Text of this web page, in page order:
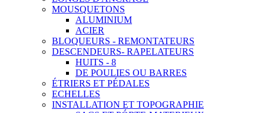
MOUSQUETONS
ALUMINIUM
ACIER
BLOQUEURS - REMONTATEURS
DESCENDEURS- RAPELATEURS
HUITS - 8
DE POULIES OU BARRES
ÉTRIERS ET PÉDALES
ECHELLES
INSTALLATION ET TOPOGRAPHIE